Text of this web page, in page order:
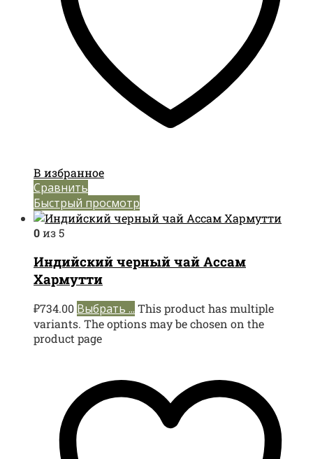
В избранное
Сравнить
Быстрый просмотр
0из 5
Индийский черный чай Ассам
Хармутти
₽734.00 Выбрать ... This product has multiple
variants. The options may be chosen on the
product page